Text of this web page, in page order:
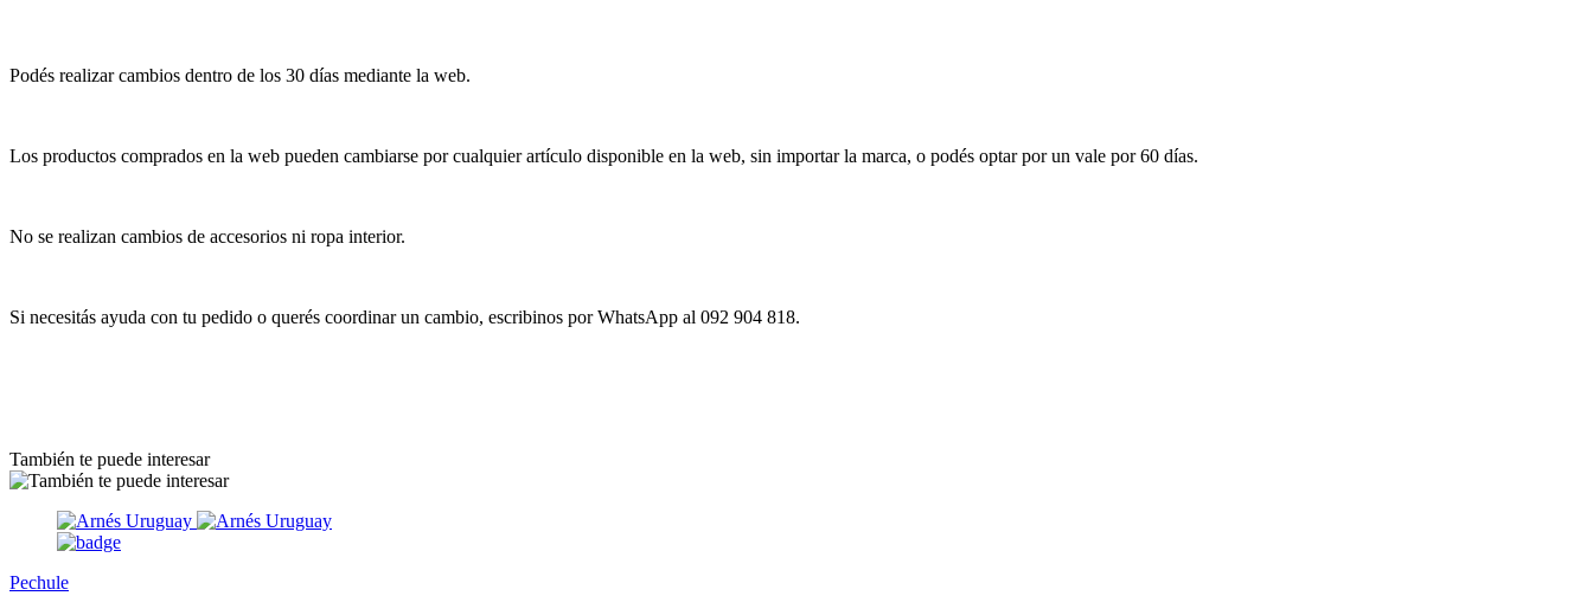
Podés realizar cambios dentro de los 30 días mediante la web.
Los productos comprados en la web pueden cambiarse por cualquier artículo disponible en la web, sin importar la marca, o podés optar por un vale por 60 días.
No se realizan cambios de accesorios ni ropa interior.
Si necesitás ayuda con tu pedido o querés coordinar un cambio, escribinos por WhatsApp al 092 904 818.
También te puede interesar
Pechule